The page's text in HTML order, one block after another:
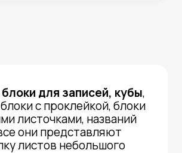
для записей, кубы,
с проклейкой, блоки
листочками, названий
они представляют
листов небольшого